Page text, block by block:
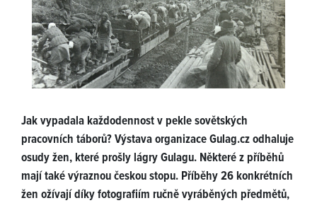
Jak vypadala každodennost v pekle sovětských
pracovních táborů? Výstava organizace Gulag.cz odhaluje
osudy žen, které prošly lágry Gulagu. Některé z příběhů
mají také výraznou českou stopu. Příběhy 26 konkrétních
žen ožívají díky fotografiím ručně vyráběných předmětů,